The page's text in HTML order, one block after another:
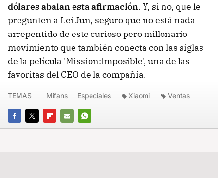
dólares abalan esta afirmación. Y, si no, que le
pregunten a Lei Jun, seguro que no está nada
arrepentido de este curioso pero millonario
movimiento que también conecta con las siglas
de la película 'Mission:Imposible', una de las
favoritas del CEO de la compañía.
FACEBOOK
TWITTERFLIPBOARD
E-
WHATSAPP
TEMAS Mifans Especiales Xiaomi Ventas